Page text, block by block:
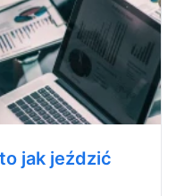
jak jeździć